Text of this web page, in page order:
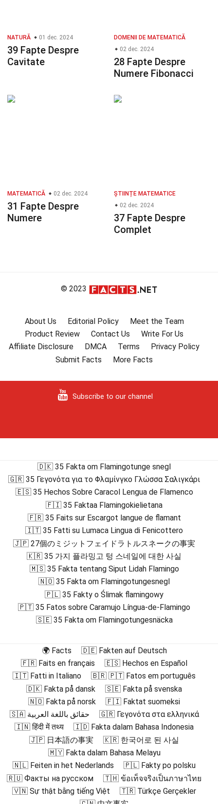
NATURĂ 01 dec. 2024
39 Fapte Despre
Cavitate
DOMENII DE MATEMATICĂ
02 dec. 2024
28 Fapte Despre
Numere Fibonacci
MATEMATICĂ 02 dec. 2024
31 Fapte Despre
Numere
ȘTIINȚE MATEMATICE
02 dec. 2024
37 Fapte Despre
Complet
© 2023
About Us Editorial Policy
Meet the Team
Product Review
Contact Us
Write For Us
Affiliate Disclosure
DMCA Terms
Privacy Policy
Submit Facts
More Facts
Subscribe to our channel
🇩🇰 35 Fakta om Flamingotunge snegl
🇬🇷 35 Γεγονότα για το Φλαμίνγκο Γλώσσα Σαλιγκάρι
🇪🇸 35 Hechos Sobre Caracol Lengua de Flamenco
🇫🇮 35 Faktaa Flamingokielietana
🇫🇷 35 Faits sur Escargot langue de flamant
🇮🇹 35 Fatti su Lumaca Lingua di Fenicottero
🇯🇵 27個のミジットフェイドラトルスネークの事実
🇰🇷 35 가지 플라밍고 텅 스네일에 대한 사실
🇲🇸 35 Fakta tentang Siput Lidah Flamingo
🇳🇴 35 Fakta om Flamingotungesnegl
🇵🇱 35 Fakty o Ślimak flamingowy
🇵🇹 35 Fatos sobre Caramujo Língua-de-Flamingo
🇸🇪 35 Fakta om Flamingotungesnäcka
🌍 Facts
🇩🇪 Fakten auf Deutsch
🇫🇷 Faits en français
🇪🇸 Hechos en Español
🇮🇹 Fatti in Italiano
🇧🇷 🇵🇹 Fatos em português
🇩🇰 Fakta på dansk
🇸🇪 Fakta på svenska
🇳🇴 Fakta på norsk
🇫🇮 Faktat suomeksi
🇸🇦 حقائق باللغة العربية
🇬🇷 Γεγονότα στα ελληνικά
🇮🇳 हिंदी में तथ्य
🇮🇩 Fakta dalam Bahasa Indonesia
🇯🇵 日本語の事実
🇰🇷 한국어로 된 사실
🇲🇾 Fakta dalam Bahasa Melayu
🇳🇱 Feiten in het Nederlands
🇵🇱 Fakty po polsku
🇷🇺 Факты на русском
🇹🇭 ข้อเท็จจริงเป็นภาษาไทย
🇻🇳 Sự thật bằng tiếng Việt
🇹🇷 Türkçe Gerçekler